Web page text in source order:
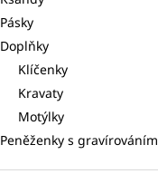
Pásky
Doplňky
Klíčenky
Kravaty
Motýlky
Peněženky s gravírováním